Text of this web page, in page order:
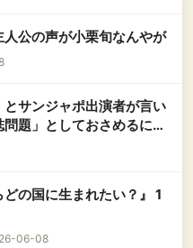
公の声が小栗旬なんやが
とサンジャポ出演者が言い
題」としておさめるには
の国に生まれたい？』 1
06-08